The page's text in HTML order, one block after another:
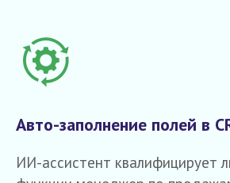
Авто-заполнение полей в
ИИ-ассистент квалифицирует